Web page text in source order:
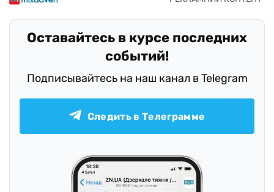
Оставайтесь в курсе последних
событий!
Подписывайтесь на наш канал в Telegram
Следить в Телеграмме